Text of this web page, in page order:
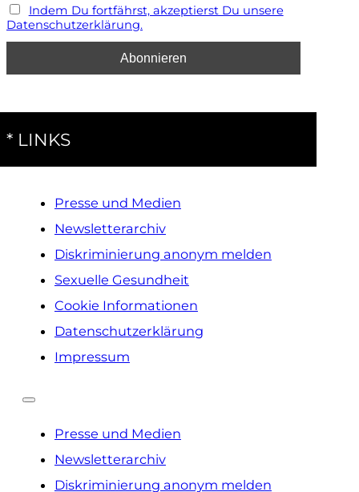
Indem Du fortfährst, akzeptierst Du unsere
Datenschutzerklärung.
* LINKS
Presse und Medien
Newsletterarchiv
Diskriminierung anonym melden
Sexuelle Gesundheit
Cookie Informationen
Datenschutzerklärung
Impressum
Presse und Medien
Newsletterarchiv
Diskriminierung anonym melden